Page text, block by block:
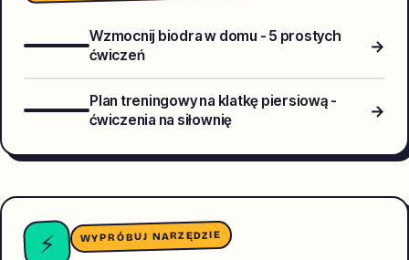
Wzmocnij biodra w domu - 5 prostych
ćwiczeń
→
Plan treningowy na klatkę piersiową -
ćwiczenia na siłownię
→
⚡ WYPRÓBUJ NARZĘDZIE